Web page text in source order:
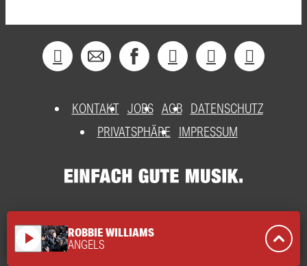
KONTAKT JOBS AGB DATENSCHUTZ
PRIVATSPHÄRE
IMPRESSUM
play_arrow ROBBIE WILLIAMS
ANGELS